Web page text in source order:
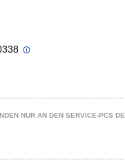
NUR AN DEN SERVICE-PCS